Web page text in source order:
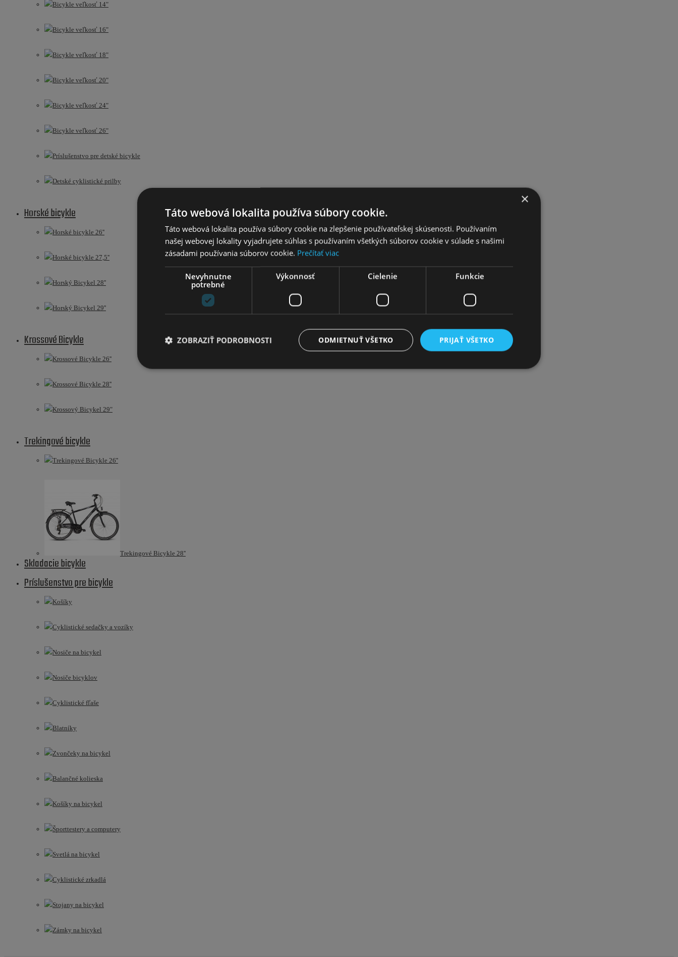
Bicykle veľkosť 14"
Bicykle veľkosť 16"
Bicykle veľkosť 18"
Bicykle veľkosť 20"
Bicykle veľkosť 24"
Bicykle veľkosť 26"
Príslušenstvo pre detské bicykle
Detské cyklistické prilby
Horské bicykle
Horské bicykle 26''
Horské bicykle 27,5''
Horský Bicykel 28''
Horský Bicykel 29''
Krossové Bicykle
Krossové Bicykle 26''
Krossové Bicykle 28''
Krossový Bicykel 29"
Trekingové bicykle
Trekingové Bicykle 26''
Trekingové Bicykle 28''
Skladacie bicykle
Príslušenstvo pre bicykle
Košíky
Cyklistické sedačky a vozíky
Nosiče na bicykel
Nosiče bicyklov
Cyklistické fľaše
Blatníky
Zvončeky na bicykel
Balančné kolieska
Košíky na bicykel
Športtestery a computery
Svetlá na bicykel
Cyklistické zrkadlá
Stojany na bicykel
Zámky na bicykel
×
Táto webová lokalita používa súbory cookie.
Táto webová lokalita používa súbory cookie na zlepšenie používateľskej skúsenosti. Používaním
našej webovej lokality vyjadrujete súhlas s používaním všetkých súborov cookie v súlade s našimi
zásadami používania súborov cookie. Prečítať viac
Nevyhnutne
potrebné
Výkonnosť Cielenie Funkcie
PRIJAŤ VŠETKO
ODMIETNUŤ VŠETKO
ZOBRAZIŤ PODROBNOSTI